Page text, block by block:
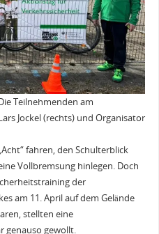
Teilnehmenden am
Jockel (rechts) und Organisator
fahren, den Schulterblick
Vollbremsung hinlegen. Doch
der
am 11. April auf dem Gelände
stellten eine
genauso gewollt.